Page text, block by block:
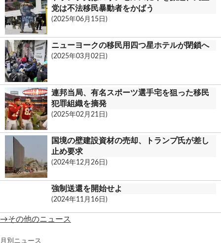
党は不法移民暴動者をかばう
(2025年06月15日)
ニューヨークの移民用四つ星ホテルが閉鎖へ
(2025年03月02日)
連邦当局、有名スポーツ選手宅を狙った移民
犯罪組織を摘発
(2025年02月21日)
国境の壁建設資材の売却、トランプ氏が差し
止め要求
(2024年12月26日)
強制送還を開始せよ
(2024年11月16日)
→その他のニュース
月別ニュース